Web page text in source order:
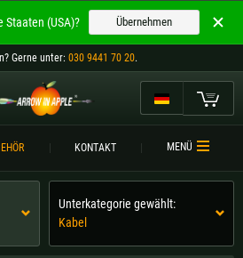
KONTAKT MENÜ
Unterkategorie gewählt:
Kabel
bei
IN APPLE
Die besten Armbrüste.
Sie Ihre Sprache aus:
Deutsch (DE)
Deutsch (CH)
(USA)? Übernehmen
? Gerne unter: 030 9441 70 20.
Die besten Armbrüste.
Mein Warenkorb
ARMBRÜSTE
ARMBRUSTVERGLEICH